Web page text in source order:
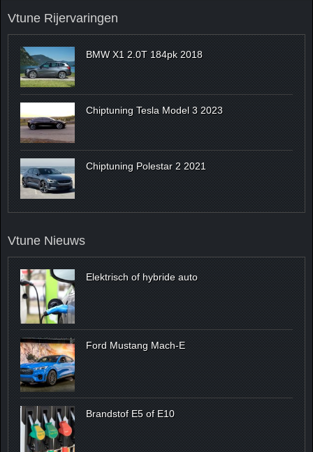
Vtune Rijervaringen
BMW X1 2.0T 184pk 2018
Chiptuning Tesla Model 3 2023
Chiptuning Polestar 2 2021
Vtune Nieuws
Elektrisch of hybride auto
Ford Mustang Mach-E
Brandstof E5 of E10